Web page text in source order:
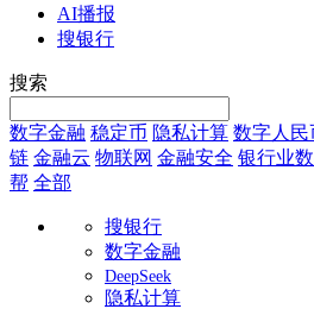
AI播报
搜银行
搜索
数字金融 稳定币 隐私计算 数字人民
链 金融云 物联网 金融安全 银行业
帮 全部
搜银行
数字金融
DeepSeek
隐私计算